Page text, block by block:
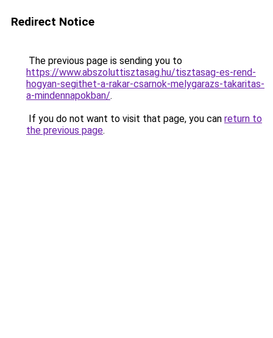
Redirect Notice
The previous page is sending you to
https://www.abszoluttisztasag.hu/tisztasag-es-rend-
hogyan-segithet-a-rakar-csarnok-melygarazs-takaritas-
a-mindennapokban/.
If you do not want to visit that page, you can return to
the previous page.